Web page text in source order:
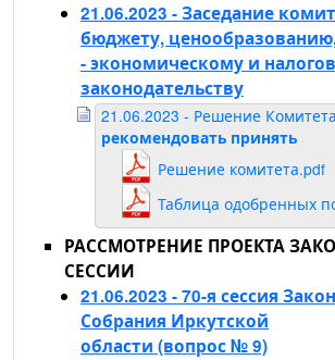
21.06.2023 - Заседание
бюджету,
- экономическому и
законодательству
21.06.2023 - Решение
рекомендовать принять
Решение комитета.pdf
Таблица одобренных
РАССМОТРЕНИЕ ПРОЕКТА
СЕССИИ
21.06.2023 - 70-я сессия
Собрания Иркутской
области (вопрос № 9)